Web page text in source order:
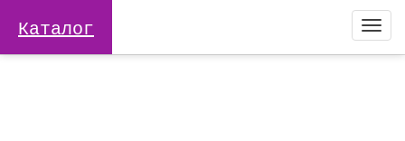
Каталог